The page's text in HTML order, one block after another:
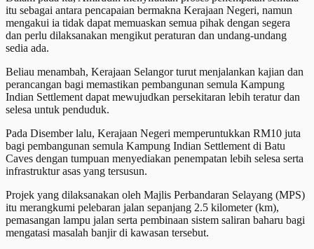
itu sebagai antara pencapaian bermakna Kerajaan Negeri, namun
mengakui ia tidak dapat memuaskan semua pihak dengan segera
dan perlu dilaksanakan mengikut peraturan dan undang-undang
sedia ada.
Beliau menambah, Kerajaan Selangor turut menjalankan kajian dan
perancangan bagi memastikan pembangunan semula Kampung
Indian Settlement dapat mewujudkan persekitaran lebih teratur dan
selesa untuk penduduk.
Pada Disember lalu, Kerajaan Negeri memperuntukkan RM10 juta
bagi pembangunan semula Kampung Indian Settlement di Batu
Caves dengan tumpuan menyediakan penempatan lebih selesa serta
infrastruktur asas yang tersusun.
Projek yang dilaksanakan oleh Majlis Perbandaran Selayang (MPS)
itu merangkumi pelebaran jalan sepanjang 2.5 kilometer (km),
pemasangan lampu jalan serta pembinaan sistem saliran baharu bagi
mengatasi masalah banjir di kawasan tersebut.